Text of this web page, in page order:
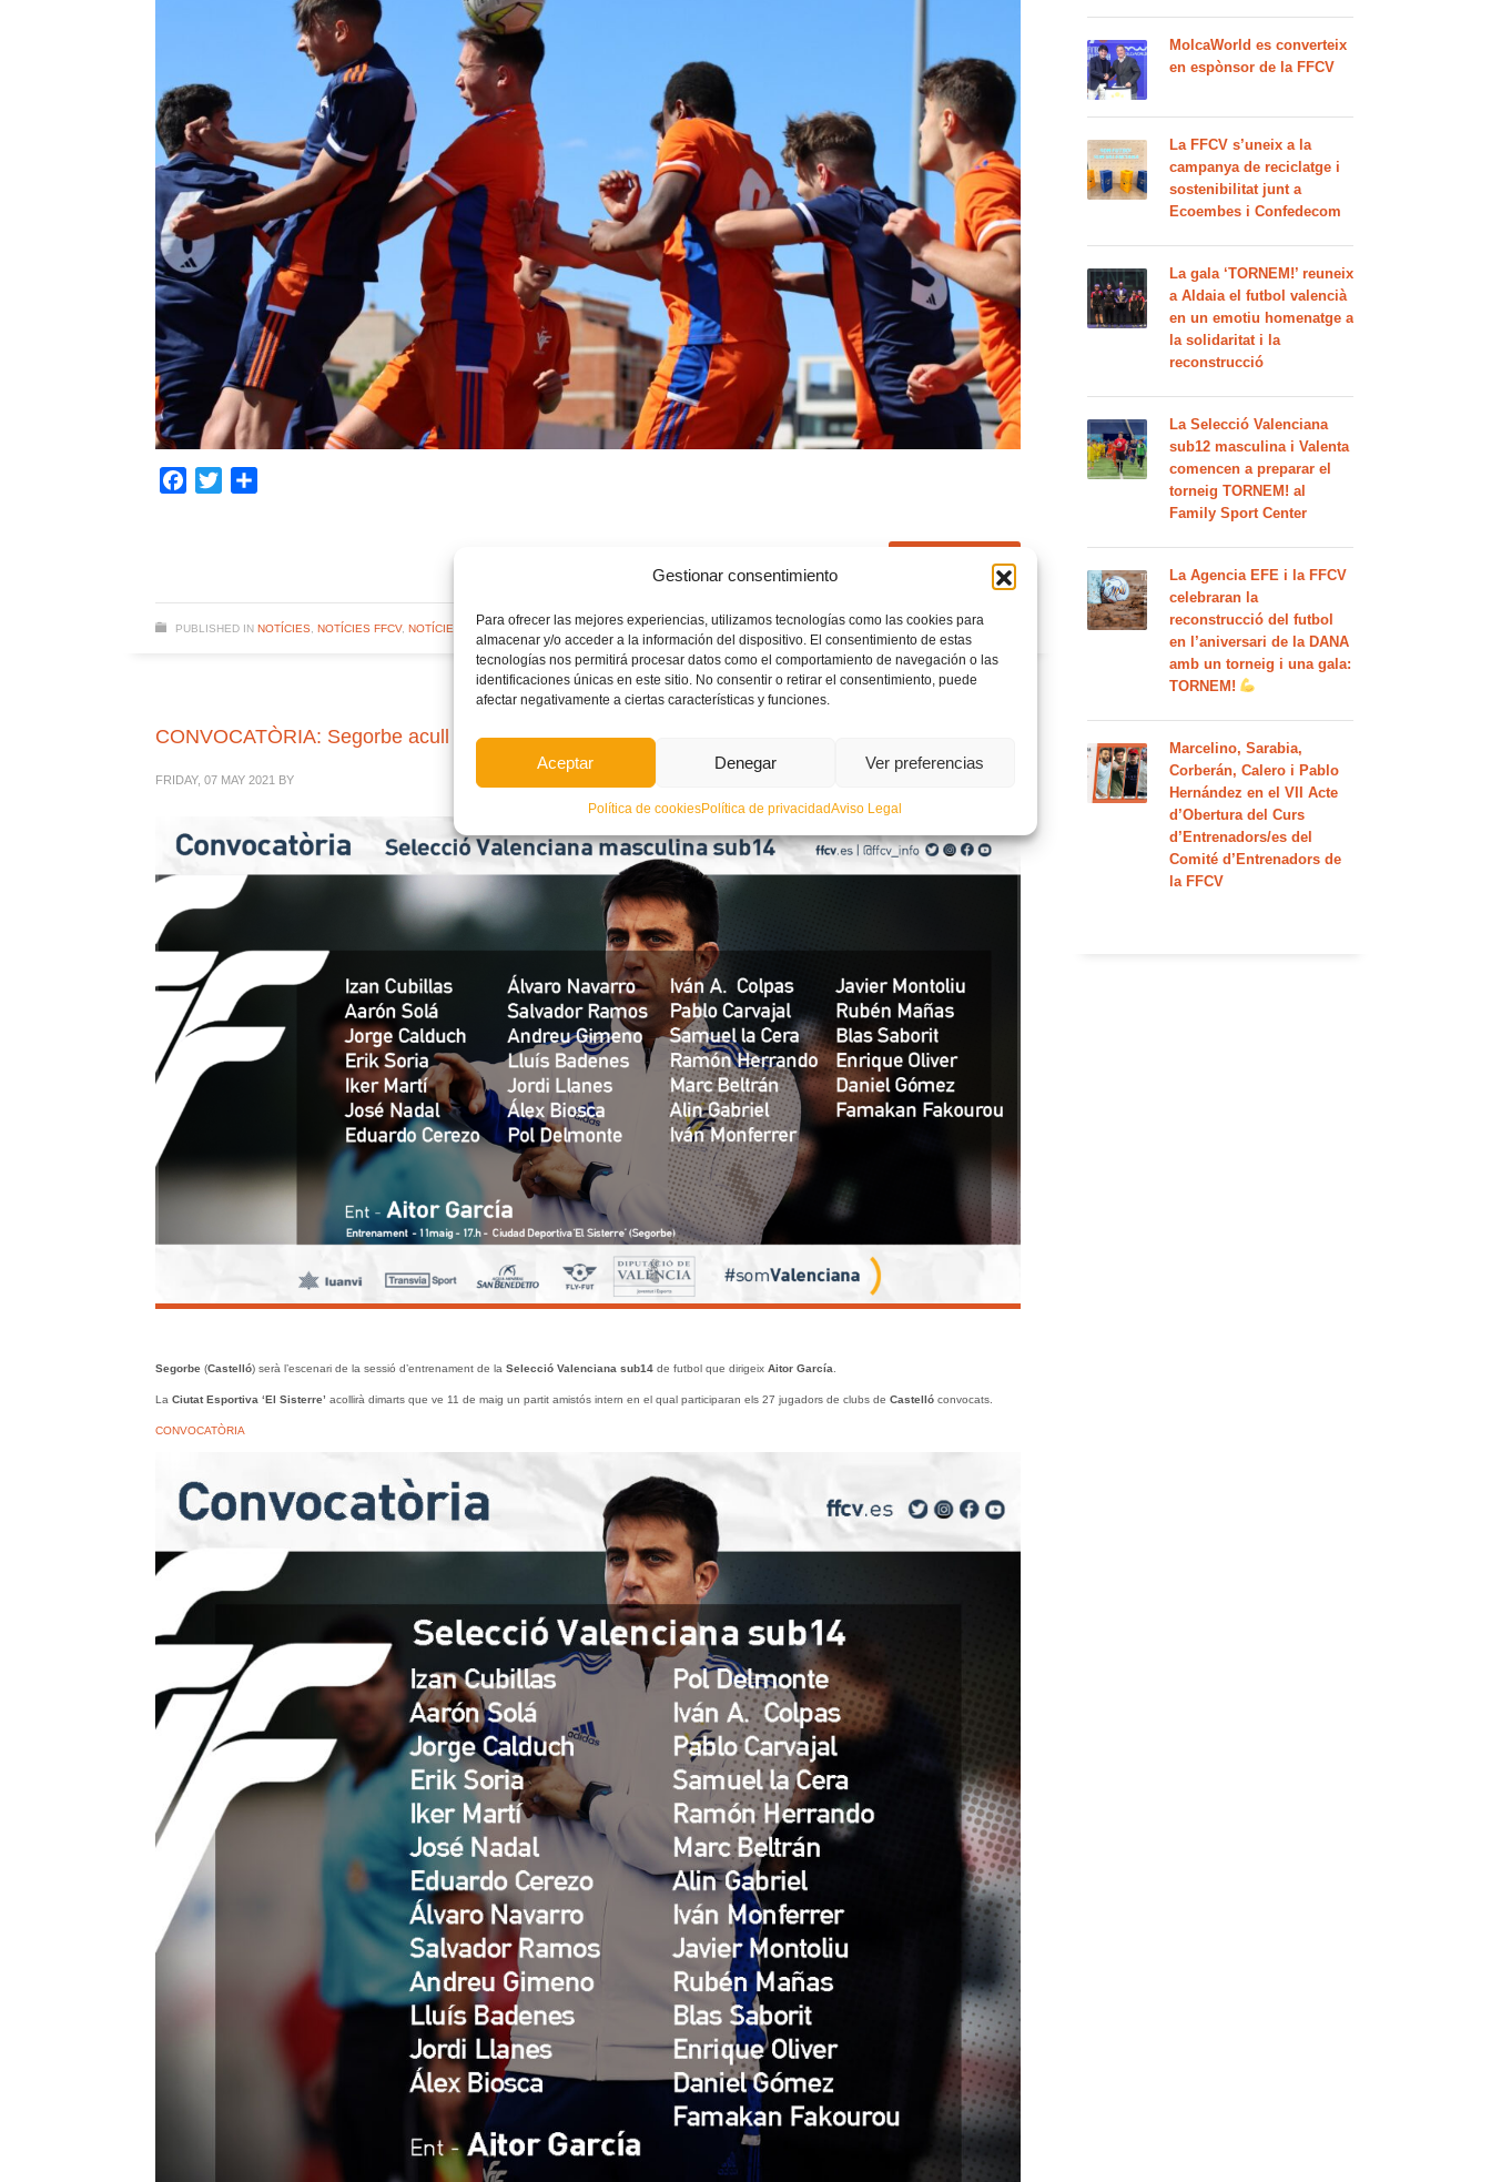
Gestionar consentimiento
Para ofrecer las mejores experiencias, utilizamos tecnologías como las cookies para
almacenar y/o acceder a la información del dispositivo. El consentimiento de estas
tecnologías nos permitirá procesar datos como el comportamiento de navegación o las
identificaciones únicas en este sitio. No consentir o retirar el consentimiento, puede
afectar negativamente a ciertas características y funciones.
Aceptar Denegar Ver preferencias
Política de cookiesPolítica de privacidadAviso Legal
Facebook
Twitter
READ MORE
PUBLISHED IN NOTÍCIES, NOTÍCIES FFCV, NOTÍCIES SELECCIÓ VALENCIANA MASCULINA SUB14, PORTADA VAL NO COMMENTS
CONVOCATÒRIA: Segorbe acull l’entrenament de la Selecció Valenciana sub14 de futbol
FRIDAY, 07 MAY 2021 BY
Segorbe (Castelló) serà l’escenari de la sessió d’entrenament de la Selecció Valenciana sub14de futbol que dirigeix Aitor García
La Ciutat Esportiva ‘El Sisterre’ acollirà dimarts que ve 11 de maig un partit amistós intern en el qual participaran els 27 jugadors de clubs de Castelló convocats.
CONVOCATÒRIA
MolcaWorld es converteix
en espònsor de la FFCV
La FFCV s’uneix a la
campanya de reciclatge i
sostenibilitat junt a
Ecoembes i Confedecom
La gala ‘TORNEM!’ reuneix
a Aldaia el futbol valencià
en un emotiu homenatge a
la solidaritat i la
reconstrucció
La Selecció Valenciana
sub12 masculina i Valenta
comencen a preparar el
torneig TORNEM! al
Family Sport Center
La Agencia EFE i la FFCV
celebraran la
reconstrucció del futbol
en l’aniversari de la DANA
amb un torneig i una gala:
TORNEM!
Marcelino, Sarabia,
Corberán, Calero i Pablo
Hernández en el VII Acte
d’Obertura del Curs
d’Entrenadors/es del
Comité d’Entrenadors de
la FFCV